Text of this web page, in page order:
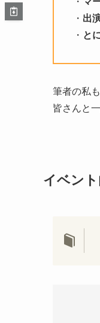
・ 出
・ と
筆者の私
皆さんと
イベント